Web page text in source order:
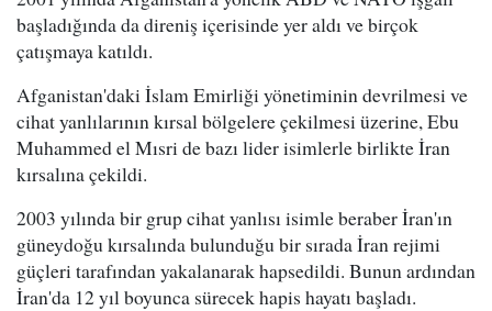
başladığında da direniş içerisinde yer aldı ve birçok
çatışmaya katıldı.
Afganistan'daki İslam Emirliği yönetiminin devrilmesi ve
cihat yanlılarının kırsal bölgelere çekilmesi üzerine, Ebu
Muhammed el Mısri de bazı lider isimlerle birlikte İran
kırsalına çekildi.
2003 yılında bir grup cihat yanlısı isimle beraber İran'ın
güneydoğu kırsalında bulunduğu bir sırada İran rejimi
güçleri tarafından yakalanarak hapsedildi. Bunun ardından
İran'da 12 yıl boyunca sürecek hapis hayatı başladı.